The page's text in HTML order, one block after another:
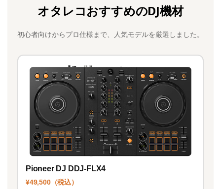
b
o
o
k
o
d
o
n
l
オタレコおすすめのDJ機材
初心者向けからプロ仕様まで、人気モデルを厳選しました。
Pioneer DJ DDJ-FLX4
¥49,500（税込）